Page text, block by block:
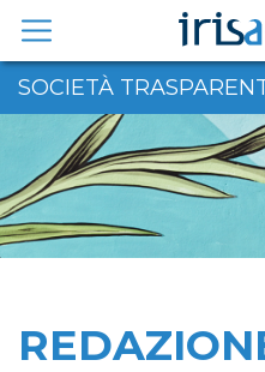
contenuto
SOCIETÀ